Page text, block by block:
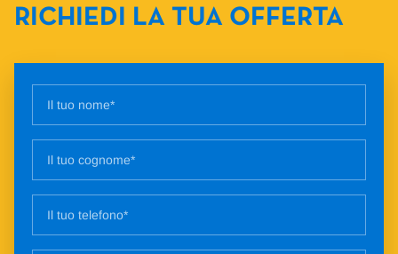
RICHIEDI LA TUA OFFERTA